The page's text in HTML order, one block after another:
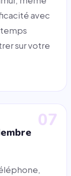
avec
sur votre
07